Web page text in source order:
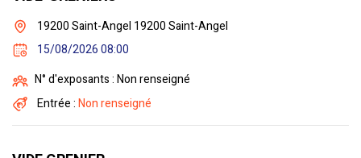
19200 Saint-Angel 19200 Saint-Angel
15/08/2026 08:00
N° d'exposants : Non renseigné
Entrée :Non renseigné